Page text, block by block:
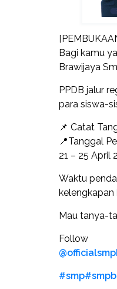
Bagi kamu
Brawijaya
PPDB jalur
para siswa-
📌 Catat
📍Tanggal
21 – 25 April
Waktu
kelengkapan
Mau tanya-
Follow
#smp